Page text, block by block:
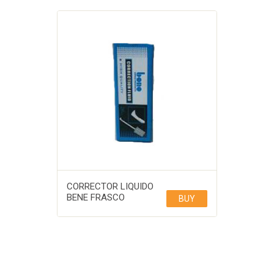
CORRECTOR LIQUIDO
BENE FRASCO
BUY